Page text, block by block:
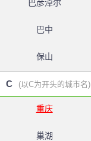
巴彦淖尔
巴中
保山
C (以C为开头的城市名)
重庆
巢湖